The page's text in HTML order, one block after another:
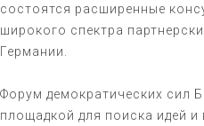
состоятся расширенные
широкого спектра
Германии.
Форум демократических сил
площадкой для поиска идей